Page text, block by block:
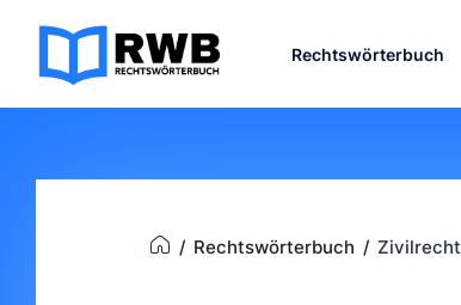
Rechtswörterbuch
Rechtswörterbuch Zivilrecht